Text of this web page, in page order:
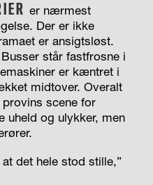
er nærmest
Der er ikke
er ansigtsløst.
står fastfrosne i
er kæntret i
midtover. Overalt
scene for
uheld og ulykker, men
det hele stod stille,”